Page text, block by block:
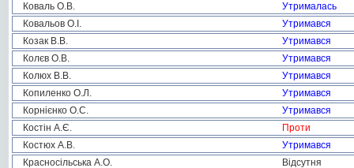
Коваль О.В.
Утрималась
Ковальов О.І.
Утримався
Козак В.В.
Утримався
Колєв О.В.
Утримався
Колюх В.В.
Утримався
Копиленко О.Л.
Утримався
Корнієнко О.С.
Утримався
Костін А.Є.
Проти
Костюх А.В.
Утримався
Красносільська А.О.
Відсутня